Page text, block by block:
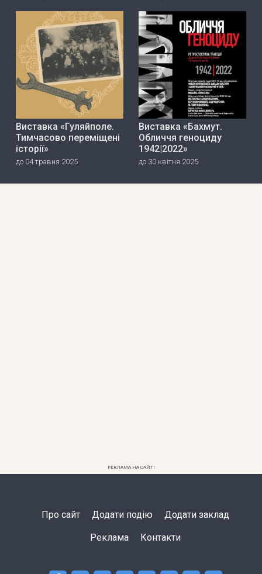
Виставка «Гуляйполе.
Тимчасово переміщені
історії»
до 04 травня 2025
Виставка «Бахмут.
Обличчя геноциду
1942|2022»
до 30 квітня 2025
РЕКЛАМА НА САЙТІ
Про сайт Додати подію Додати заклад
Реклама Контакти